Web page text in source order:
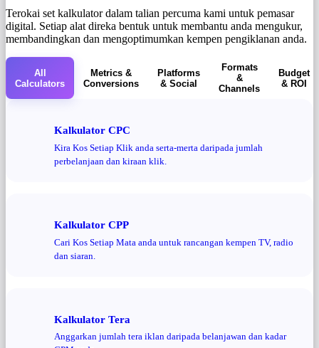
Terokai set kalkulator dalam talian percuma kami untuk pemasar
digital. Setiap alat direka bentuk untuk membantu anda mengukur,
membandingkan dan mengoptimumkan kempen pengiklanan anda.
All
Calculators
Metrics &
Conversions
Platforms
& Social
Formats
&
Channels
Budget
& ROI
Kalkulator CPC
Kira Kos Setiap Klik anda serta-merta daripada jumlah
perbelanjaan dan kiraan klik.
Kalkulator CPP
Cari Kos Setiap Mata anda untuk rancangan kempen TV, radio
dan siaran.
Kalkulator Tera
Anggarkan jumlah tera iklan daripada belanjawan dan kadar